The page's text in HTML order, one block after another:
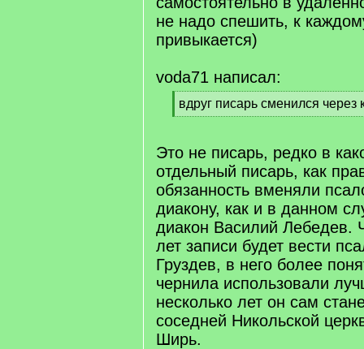
не надо спешить, к
привыкается)
voda71 написал:
[
q
вдруг писарь сменился через
[
q
]
Это не писарь, редко в
отдельный писарь, как
обязанность вменяли
диакону, как и в данном
диакон Василий Лебедев.
лет записи будет вести
Груздев, в него более
чернила использовали
несколько лет он сам
соседней Никольской
Ширь.